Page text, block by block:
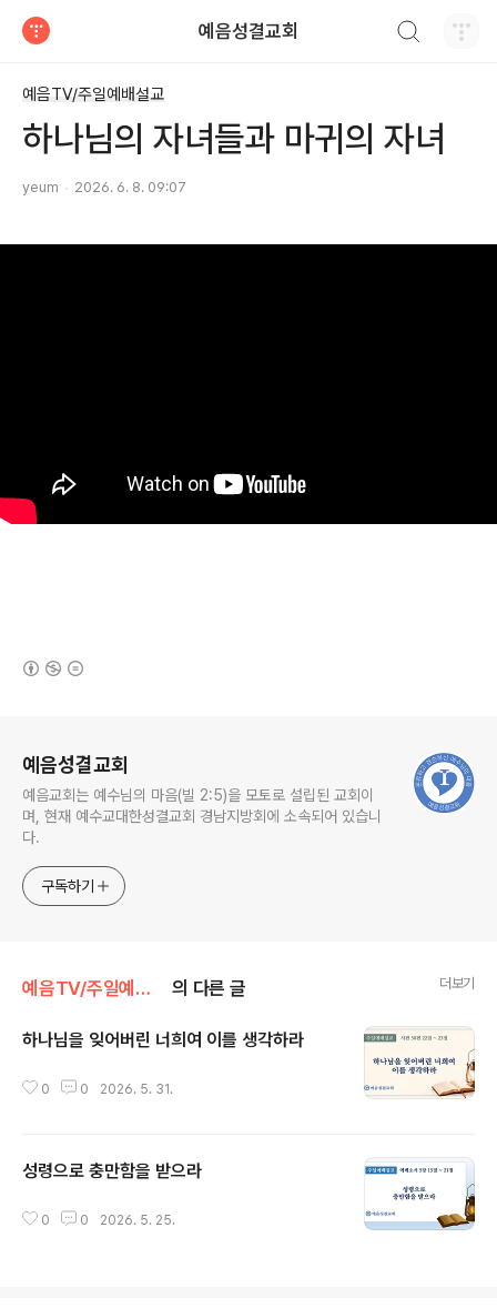
예음성결교회
예음TV/주일예배설교
하나님의 자녀들과 마귀의 자녀
yeum 2026. 6. 8. 09:07
예음성결교회
예음교회는 예수님의 마음(빌 2:5)을 모토로 설립된 교회이
며, 현재 예수교대한성결교회 경남지방회에 소속되어 있습니
다.
구독하기
예음TV/주일예배설교 의 다른 글 더보기
하나님을 잊어버린 너희여 이를 생각하라
0 0 2026. 5. 31.
성령으로 충만함을 받으라
0 0 2026. 5. 25.